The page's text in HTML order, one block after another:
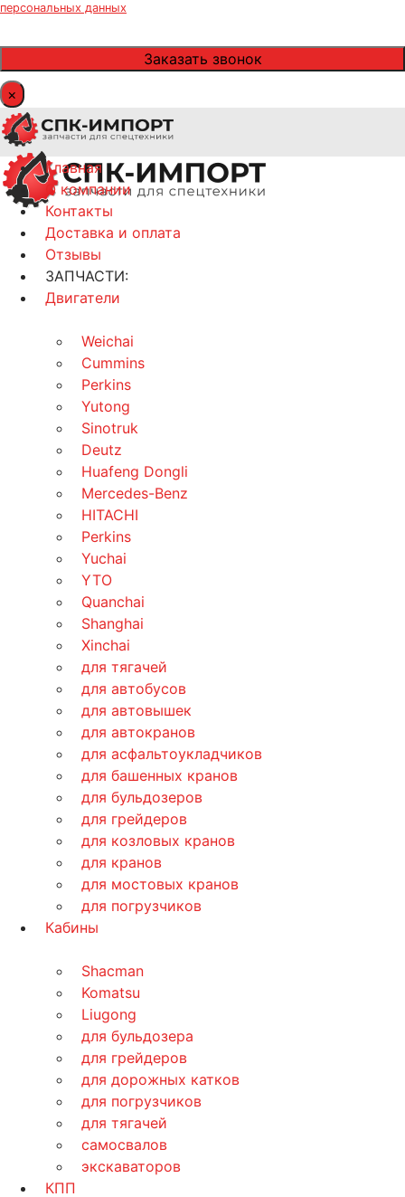
персональных данных
×
Главная
О компании
Контакты
Доставка и оплата
Отзывы
ЗАПЧАСТИ:
Двигатели
Weichai
Cummins
Perkins
Yutong
Sinotruk
Deutz
Huafeng Dongli
Mercedes-Benz
HITACHI
Perkins
Yuchai
YTO
Quanchai
Shanghai
Xinchai
для тягачей
для автобусов
для автовышек
для автокранов
для асфальтоукладчиков
для башенных кранов
для бульдозеров
для грейдеров
для козловых кранов
для кранов
для мостовых кранов
для погрузчиков
Кабины
Shacman
Komatsu
Liugong
для бульдозера
для грейдеров
для дорожных катков
для погрузчиков
для тягачей
самосвалов
экскаваторов
КПП